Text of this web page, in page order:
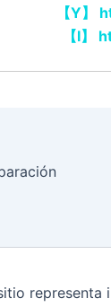
【Y】
【I】
representa